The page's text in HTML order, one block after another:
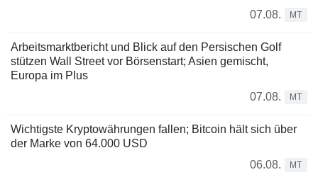
07.08.
MT
Arbeitsmarktbericht und Blick auf den Persischen Golf
stützen Wall Street vor Börsenstart; Asien gemischt,
Europa im Plus
07.08.
MT
Wichtigste Kryptowährungen fallen; Bitcoin hält sich über
der Marke von 64.000 USD
06.08.
MT